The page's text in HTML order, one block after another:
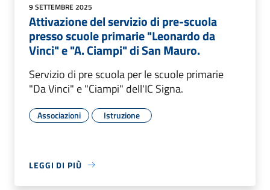
9 SETTEMBRE 2025
Attivazione del servizio di pre-scuola
presso scuole primarie "Leonardo da
Vinci" e "A. Ciampi" di San Mauro.
Servizio di pre scuola per le scuole primarie
"Da Vinci" e "Ciampi" dell'IC Signa.
Associazioni Istruzione
LEGGI DI PIÙ